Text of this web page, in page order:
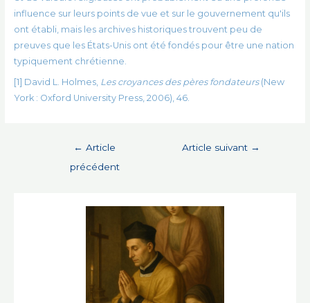
influence sur leurs points de vue et sur le gouvernement qu'ils
ont établi, mais les archives historiques trouvent peu de
preuves que les États-Unis ont été fondés pour être une nation
typiquement chrétienne.
[1] David L. Holmes, Les croyances des pères fondateurs(New
York : Oxford University Press, 2006), 46.
← Article
précédent
Article suivant →